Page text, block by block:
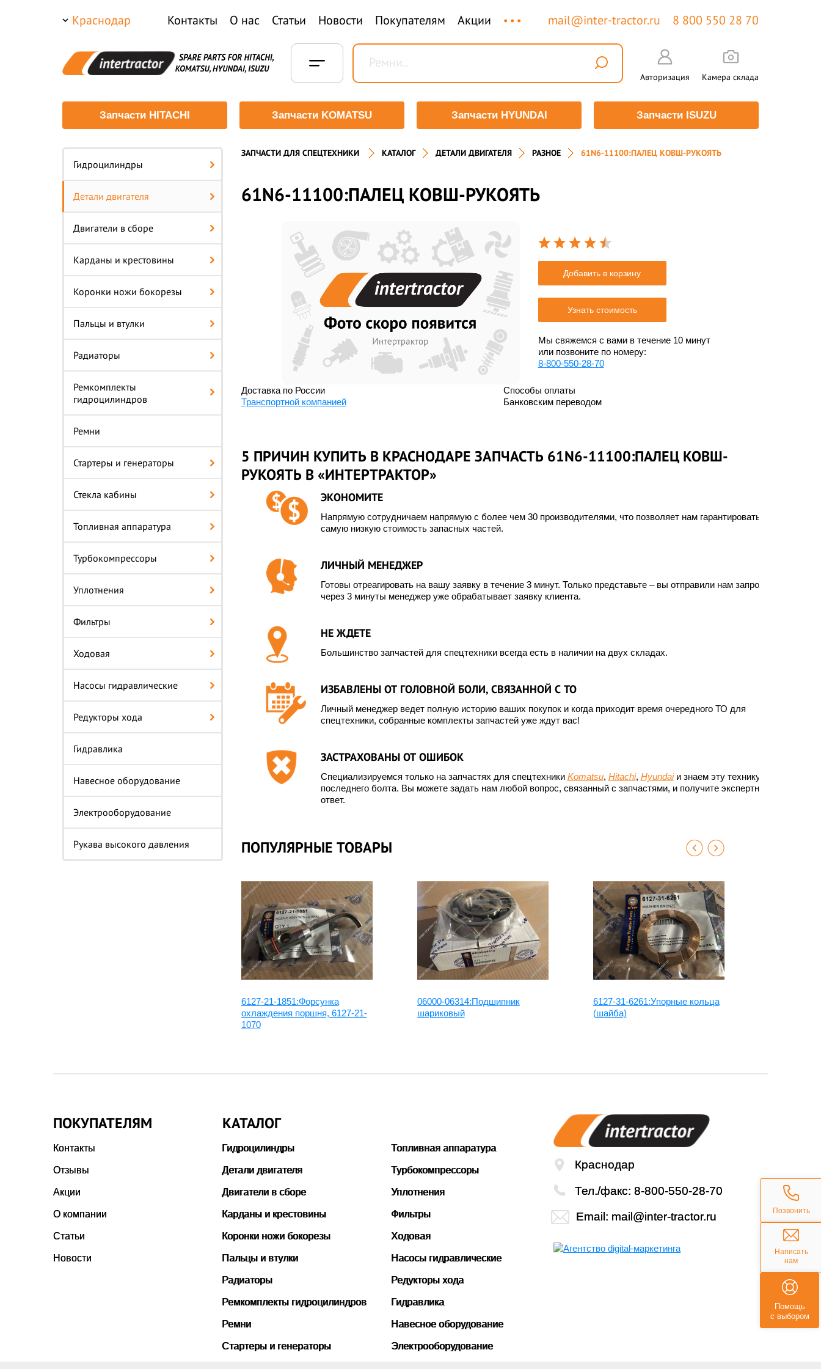
Краснодар Контакты О нас Статьи Новости Покупателям Акции ... mail@inter-tractor.ru 8 800 550 28 70
Авторизация Камера склада
Запчасти HITACHI Запчасти KOMATSU Запчасти HYUNDAI Запчасти ISUZU
Гидроцилиндры
Детали двигателя
Двигатели в сборе
Карданы и крестовины
Коронки ножи бокорезы
Пальцы и втулки
Радиаторы
Ремкомплекты
гидроцилиндров
Ремни
Стартеры и генераторы
Стекла кабины
Топливная аппаратура
Турбокомпрессоры
Уплотнения
Фильтры
Ходовая
Насосы гидравлические
Редукторы хода
Гидравлика
Навесное оборудование
Электрооборудование
Рукава высокого давления
ЗАПЧАСТИ ДЛЯ СПЕЦТЕХНИКИ КАТАЛОГ ДЕТАЛИ ДВИГАТЕЛЯ РАЗНОЕ 61N6-11100:ПАЛЕЦ КОВШ-РУКОЯТЬ
61N6-11100:ПАЛЕЦ КОВШ-РУКОЯТЬ
Добавить в корзину
Узнать стоимость
Мы свяжемся с вами в течение 10 минут
или позвоните по номеру:
8-800-550-28-70
Доставка по России
Транспортной компанией
Способы оплаты
Банковским переводом
5 ПРИЧИН КУПИТЬ В КРАСНОДАРЕ ЗАПЧАСТЬ 61N6-11100:ПАЛЕЦ КОВШ-
РУКОЯТЬ В «ИНТЕРТРАКТОР»
ЭКОНОМИТЕ
Напрямую сотрудничаем напрямую с более чем 30 производителями, что позволяет нам гарантировать
самую низкую стоимость запасных частей.
ЛИЧНЫЙ МЕНЕДЖЕР
Готовы отреагировать на вашу заявку в течение 3 минут. Только представьте – вы отправили нам запрос, а
через 3 минуты менеджер уже обрабатывает заявку клиента.
НЕ ЖДЕТЕ
Большинство запчастей для спецтехники всегда есть в наличии на двух складах.
ИЗБАВЛЕНЫ ОТ ГОЛОВНОЙ БОЛИ, СВЯЗАННОЙ С ТО
Личный менеджер ведет полную историю ваших покупок и когда приходит время очередного ТО для
спецтехники, собранные комплекты запчастей уже ждут вас!
ЗАСТРАХОВАНЫ ОТ ОШИБОК
Специализируемся только на запчастях для спецтехники Komatsu, Hitachi, Hyundaiи знаем эту технику до
последнего болта. Вы можете задать нам любой вопрос, связанный с запчастями, и получите экспертный
ответ.
ПОПУЛЯРНЫЕ ТОВАРЫ
6127-21-1851:Форсунка
охлаждения поршня, 6127-21-
1070
06000-06314:Подшипник
шариковый
6127-31-6261:Упорные кольца
(шайба)
ПОКУПАТЕЛЯМ
Контакты
Отзывы
Акции
О компании
Статьи
Новости
КАТАЛОГ
Гидроцилиндры
Детали двигателя
Двигатели в сборе
Карданы и крестовины
Коронки ножи бокорезы
Пальцы и втулки
Радиаторы
Ремкомплекты гидроцилиндров
Ремни
Стартеры и генераторы
Топливная аппаратура
Турбокомпрессоры
Уплотнения
Фильтры
Ходовая
Насосы гидравлические
Редукторы хода
Гидравлика
Навесное оборудование
Электрооборудование
Краснодар
Тел./факс: 8-800-550-28-70
Email: mail@inter-tractor.ru Позвонить
Написать
нам
Помощь
с выбором